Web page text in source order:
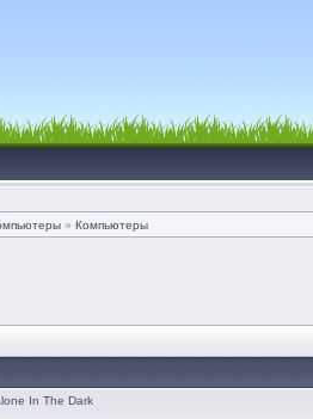
» Компьютеры
In The Dark